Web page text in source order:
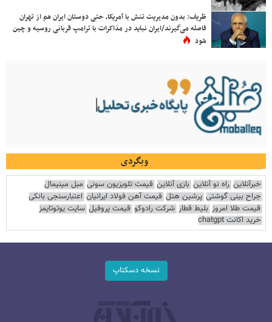
ظریف: بدون مدیریت تنش با آمریکا، حتی دوستان ایران هم از تهران
فاصله می‌گیرند/ایران نباید در مذاکرات با ترامپ قربانی روسیه و چین
شود
وبگردی
خبرآنلاین راه نو آنلاین بازی آنلاین قیمت تلویزیون سونی مبل مینیمال
جراح بینی گوشتی پرشین هتل قیمت آهن فولاد ایرانیان اعتبارسنجی بانکی
قیمت طلا امروز بلیط قطار شرکت رادوکو قیمت پروفیل سایت یوتوتایمز
خرید اکانت chatgpt
نسخه دسکتاپ